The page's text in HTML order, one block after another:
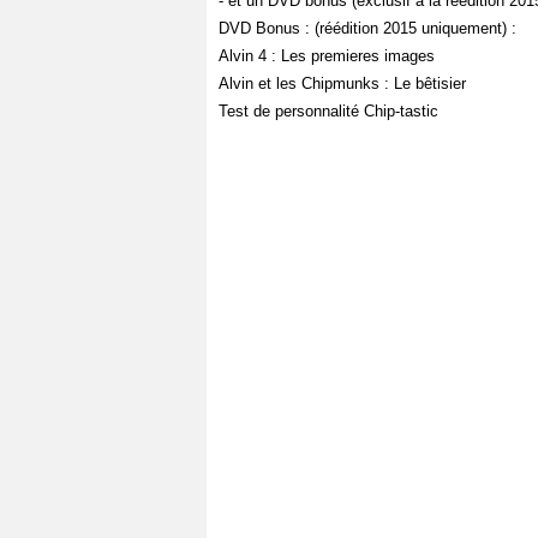
DVD Bonus : (réédition 2015 uniquement) :
Alvin 4 : Les premieres images
Alvin et les Chipmunks : Le bêtisier
Test de personnalité Chip-tastic